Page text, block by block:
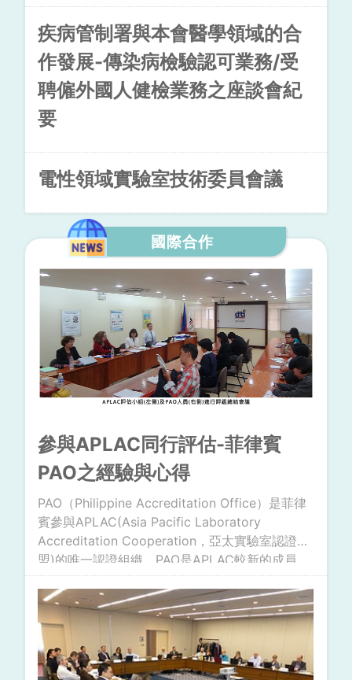
及掌握外，並且持續地接受本會辦理的在職訓練及
各項考核安排。而身為一位資深評審員，在評鑑小
組中常肩負主評審員的任務，更是扮演著重要的角
色。因此每一年度的資深評審員年度在職訓練，也
成為TAF 與資深評審員聚會的重要平台。
疾病管制署與本會醫學領域的合
作發展-傳染病檢驗認可業務/受
聘僱外國人健檢業務之座談會紀
要
電性領域實驗室技術委員會議
國際合作
參與APLAC同行評估-菲律賓
PAO之經驗與心得
PAO（Philippine Accreditation Office）是菲律
賓參與APLAC(Asia Pacific Laboratory
Accreditation Cooperation，亞太實驗室認證聯
盟)的唯一認證組織。PAO是APLAC較新的成員，
2005年11月成為APLAC簽署會員國之一。PAO隸
屬於菲律賓貿易工業部(Department of Trade
and Industry , DTI)，2009年透過行政命令被確
立為國家認證組織。PAO目前員工含支援人力共只
有10人，認證服務正在發展中，APLAC相互承認
的範圍為校正領域和測試領域。